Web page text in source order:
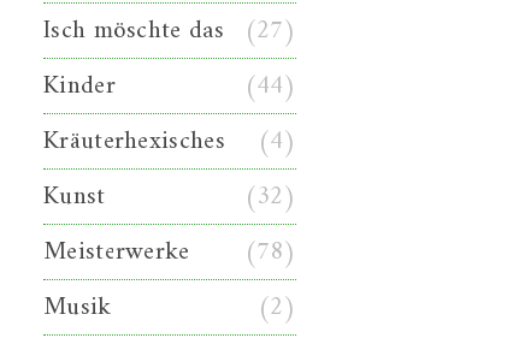
Isch möschte das (27)
Kinder
(44)
Kräuterhexisches
(4)
Kunst
(32)
Meisterwerke
(78)
Musik
(2)